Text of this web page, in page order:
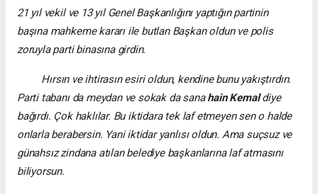
21 yıl vekil ve 13 yıl Genel Başkanlığını yaptığın partinin
başına mahkeme kararı ile butlan Başkan oldun ve polis
zoruyla parti binasına girdin.
Hırsın ve ihtirasın esiri oldun, kendine bunu yakıştırdın.
Parti tabanı da meydan ve sokak da sanahain Kemaldiye
bağırdı. Çok haklılar. Bu iktidara tek laf etmeyen sen o halde
onlarla berabersin. Yani iktidar yanlısı oldun. Ama suçsuz ve
günahsız zindana atılan belediye başkanlarına laf atmasını
biliyorsun.